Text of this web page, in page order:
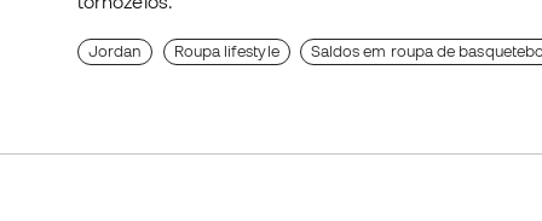
Jordan Roupa lifestyle Saldos em roupa de